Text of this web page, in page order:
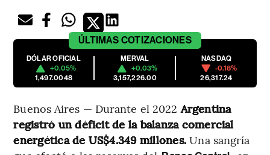
ÚLTIMAS COTIZACIONES
DÓLAR OFICIAL
+0.05%
1,497.0048
MERVAL
+0.03%
3,157,226.00
NASDAQ
-0.18%
26,317.24
Buenos Aires — Durante el 2022Argentina
registró un déficit de la balanza comercial
energética de US$4.349 millones.Una sangría